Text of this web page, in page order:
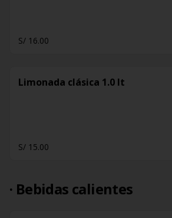
S/ 16.00
Limonada clásica 1.0 lt
S/ 15.00
· Bebidas calientes